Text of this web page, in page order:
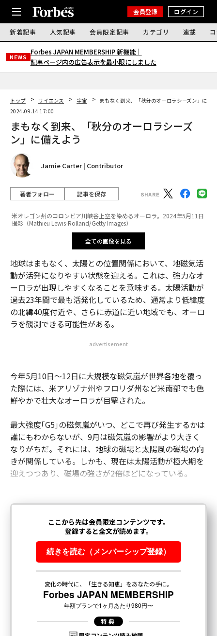
会員登録 ログイン
新着記事 人気記事 会員限定記事 カテゴリ 連載
NEWS
Forbes JAPAN MEMBERSHIP 新機能｜
記事ページ内の広告表示を最小限にしました
トップ サイエンス 宇宙
まもなく到来、「秋分のオーロラシーズン」に
2024.09.14 17:00
まもなく到来、「秋分のオーロラシーズ
ン」に備えよう
Jamie Carter | Contributor
著者フォロー 記事を保存
米オレゴン州のコロンビア川峡谷上空を染めるオーロラ。2024年5月11日
撮影（Mathieu Lewis-Rolland/Getty Images）
全ての画像を見る
地球はまもなく、太陽との位置関係において、地磁気活
動が活発になりやすい状態を迎える。これは、強力なオ
ーロラが出現しやすくなることを意味する。太陽活動が
過去23年間で最も活発化しているため、通常より低緯度
の北緯40度付近や、さらに赤道に近い地域でも、オーロ
ラを観測できる可能性がある。
advertisement
今年5月10日～12日に大規模な磁気嵐が世界各地を覆っ
た際には、米アリゾナ州やフロリダ州など米南部でも色
鮮やかで壮大なオーロラが目撃された。
最大強度｢G5｣の磁気嵐がいつ、どこで再び発生するかは
誰にもわからないが、9月は磁気嵐の影響がより大きく
なりがちだ。それには、地球の磁場と太陽風の磁場の向
きが関係している。しかも、現在は太陽活動が極大期を
迎えつつあり、磁場の強さが2倍ほどになっている。